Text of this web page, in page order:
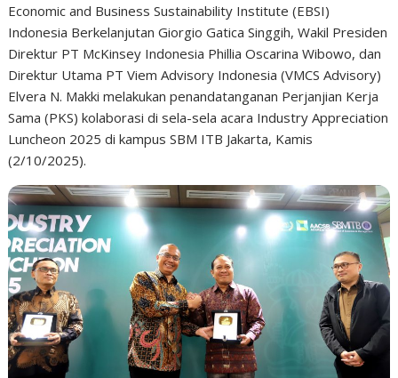
Economic and Business Sustainability Institute (EBSI)
Indonesia Berkelanjutan Giorgio Gatica Singgih, Wakil Presiden
Direktur PT McKinsey Indonesia Phillia Oscarina Wibowo, dan
Direktur Utama PT Viem Advisory Indonesia (VMCS Advisory)
Elvera N. Makki melakukan penandatanganan Perjanjian Kerja
Sama (PKS) kolaborasi di sela-sela acara Industry Appreciation
Luncheon 2025 di kampus SBM ITB Jakarta, Kamis
(2/10/2025).